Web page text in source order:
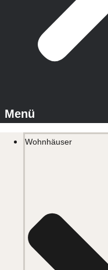
Wohnhäuser